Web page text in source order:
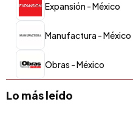
Expansión - México
Manufactura - México
Obras - México
Lo más leído